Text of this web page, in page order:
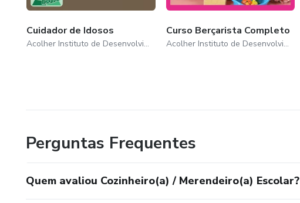
Cuidador de Idosos
Acolher Instituto de Desenvolvimento Humano e Organizacional
Curso Berçarista Completo
Acolher Instituto de Desenvolvimento Humano e Organizacional
Perguntas Frequentes
Quem avaliou Cozinheiro(a) / Merendeiro(a) Escolar?